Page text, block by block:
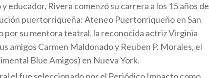
educador, Rivera comenzó su carrera a los 15 años de
puertorriqueña: Ateneo Puertorriqueño en San
por su mentora teatral, la reconocida actriz Virginia
amigos Carmen Maldonado y Reuben P. Morales, el
Blue Amigos) en Nueva York.